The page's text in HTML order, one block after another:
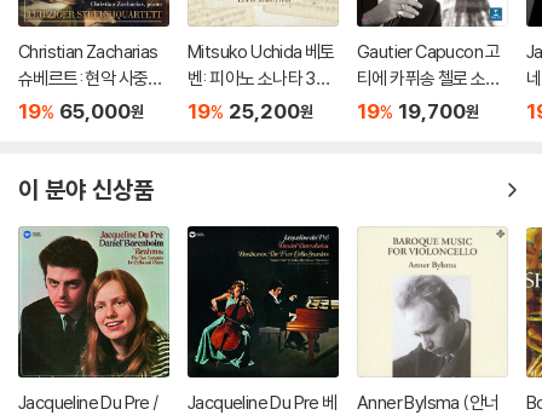
Christian Zacharias
슈베르트: 현악 사중주
전곡 외 (Schubert: C
& String Trios)
19% 65,000원
Mitsuko Uchida 베토
벤: 피아노 소나타 30-
32번 (Beethoven: Pi
19% 25,200원
Gautier Capucon 고
티에 카퓌송 첼로 소품
집 (Emotions)
19% 19,700원
이 분야 신상품
Jacqueline Du Pre /
Jacqueline Du Pre 베
Anner Bylsma (안너